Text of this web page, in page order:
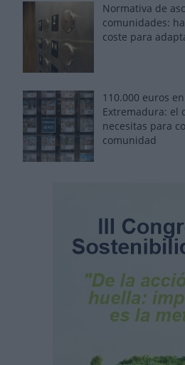
Normativa de
comunidades:
coste para
110.000 euros
Extremadura: el
necesitas para
comunidad